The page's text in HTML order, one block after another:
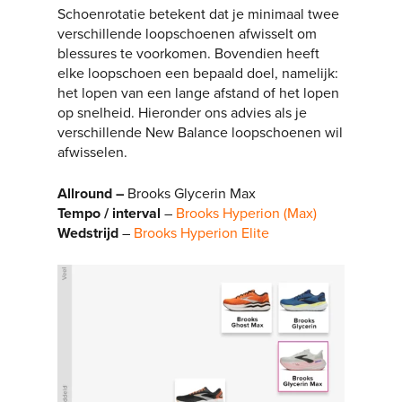
Schoenrotatie betekent dat je minimaal twee
verschillende loopschoenen afwisselt om
blessures te voorkomen. Bovendien heeft
elke loopschoen een bepaald doel, namelijk:
het lopen van een lange afstand of het lopen
op snelheid. Hieronder ons advies als je
verschillende New Balance loopschoenen wil
afwisselen.
Allround – Brooks Glycerin Max
Tempo / interval – Brooks Hyperion (Max)
Wedstrijd – Brooks Hyperion Elite